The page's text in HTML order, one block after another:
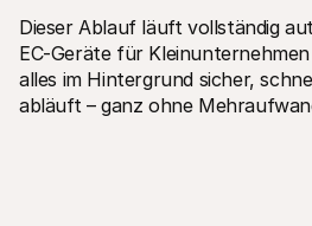
Dieser Ablauf läuft vollständig
EC-Geräte für
alles im Hintergrund sicher,
abläuft – ganz ohne